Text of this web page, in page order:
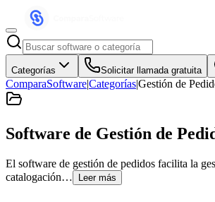
Categorías Solicitar llamada gratuita
ComparaSoftware|Categorías|Gestión de
Software de Gestión de
El software de gestión de pedidos facilita la
catalogación…
Leer más